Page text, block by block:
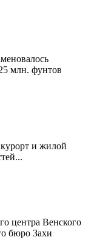
млн. фунтов
и жилой
центра Венского
бюро Захи